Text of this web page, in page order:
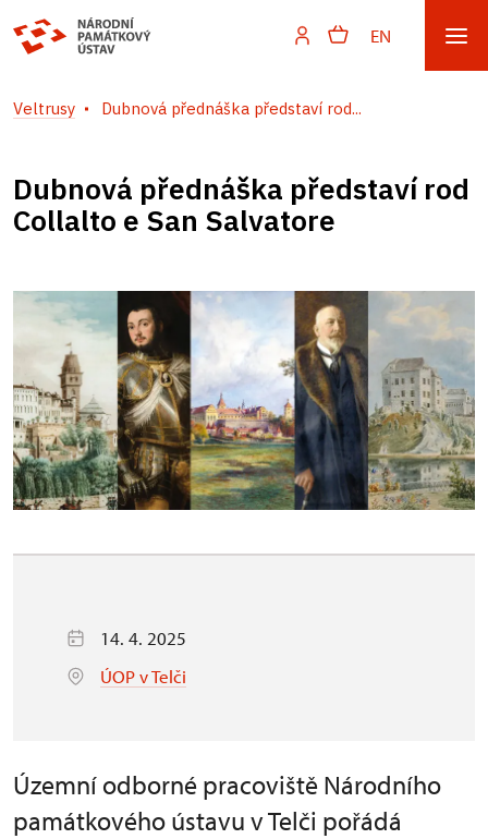
EN
Veltrusy Dubnová přednáška představí rod...
Dubnová přednáška představí rod
Collalto e San Salvatore
14. 4. 2025
ÚOP v Telči
Územní odborné pracoviště Národního
památkového ústavu v Telči pořádá